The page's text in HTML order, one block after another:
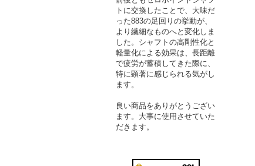
トに交換したことで、大味だ
った883の足回りの挙動が、
より繊細なものへと変化しま
した。シャフトの高剛性化と
軽量化による効果は、長距離
で疲労が蓄積してきた際に、
特に顕著に感じられる気がし
ます。
良い商品をありがとうござい
ます。大事に使用させていた
だきます。